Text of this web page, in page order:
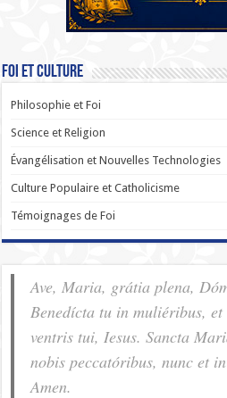
Foi et Culture
Philosophie et Foi
Science et Religion
Évangélisation et Nouvelles Technologies
Culture Populaire et Catholicisme
Témoignages de Foi
Ave, Maria, grátia plena,
Benedícta tu in muliéribus,
ventris tui, Iesus. Sancta
nobis pec­ca­tóribus, nunc et
Amen.